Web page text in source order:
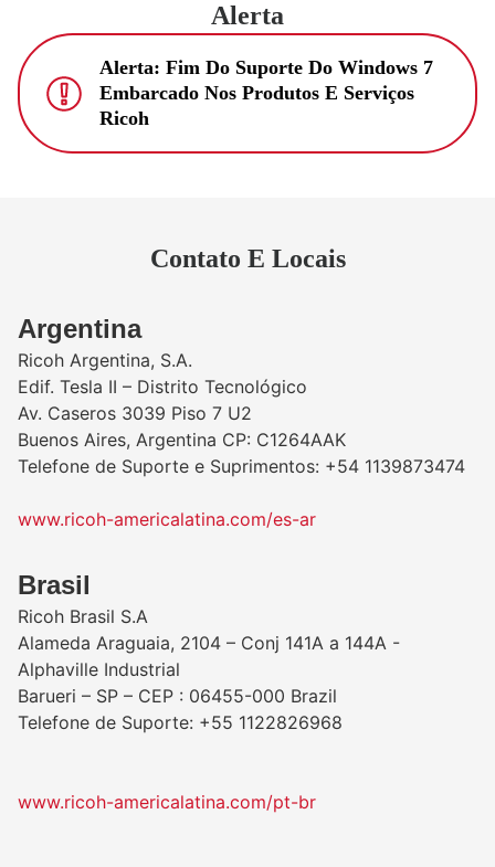
Alerta
Alerta: Fim Do Suporte Do Windows 7
Embarcado Nos Produtos E Serviços
Ricoh
Contato E Locais
​Argentina
Ricoh Argentina, S.A.
Edif. Tesla II – Distrito Tecnológico
Av. Caseros 3039 Piso 7 U2
Buenos Aires, Argentina CP: C1264AAK
Telefone de Suporte e Suprimentos: +54 1139873474
www.ricoh-americalatina.com/es-ar
​Brasil
Ricoh Brasil S.A
Alameda Araguaia, 2104 – Conj 141A a 144A -
Alphaville Industrial
Barueri – SP – CEP : 06455-000 Brazil
Telefone de Suporte: +55 1122826968
www.ricoh-americalatina.com/pt-br